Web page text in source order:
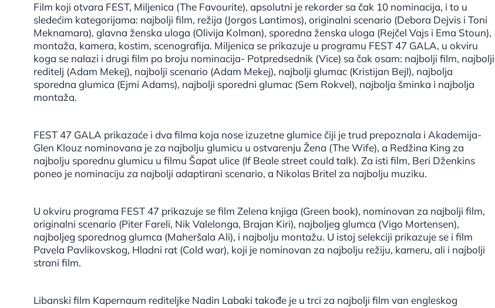
Film koji otvara FEST, Miljenica (The Favourite), apsolutni je rekorder sa čak 10 nominacija, i to u
sledećim kategorijama: najbolji film, režija (Jorgos Lantimos), originalni scenario (Debora Dejvis i Toni
Meknamara), glavna ženska uloga (Olivija Kolman), sporedna ženska uloga (Rejčel Vajs i Ema Stoun),
montaža, kamera, kostim, scenografija. Miljenica se prikazuje u programu FEST 47 GALA, u okviru
koga se nalazi i drugi film po broju nominacija- Potpredsednik (Vice) sa čak osam: najbolji film, najbolji
reditelj (Adam Mekej), najbolji scenario (Adam Mekej), najbolji glumac (Kristijan Bejl), najbolja
sporedna glumica (Ejmi Adams), najbolji sporedni glumac (Sem Rokvel), najbolja šminka i najbolja
montaža.
FEST 47 GALA prikazaće i dva filma koja nose izuzetne glumice čiji je trud prepoznala i Akademija-
Glen Klouz nominovana je za najbolju glumicu u ostvarenju Žena (The Wife), a Redžina King za
najbolju sporednu glumicu u filmu Šapat ulice (If Beale street could talk). Za isti film, Beri Dženkins
poneo je nominaciju za najbolji adaptirani scenario, a Nikolas Britel za najbolju muziku.
U okviru programa FEST 47 prikazuje se film Zelena knjiga (Green book), nominovan za najbolji film,
originalni scenario (Piter Fareli, Nik Valelonga, Brajan Kiri), najboljeg glumca (Vigo Mortensen),
najboljeg sporednog glumca (Maheršala Ali), i najbolju montažu. U istoj selekciji prikazuje se i film
Pavela Pavlikovskog, Hladni rat (Cold war), koji je nominovan za najbolju režiju, kameru, ali i najbolji
strani film.
Libanski film Kapernaum rediteljke Nadin Labaki takođe je u trci za najbolji film van engleskog